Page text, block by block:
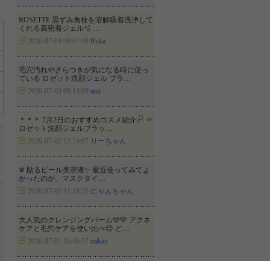
ROSETTE 黒ずみ角栓を溶解吸着洗浄して
くれる高密着ジェル🫧 …
2026-07-04 08:01:09 Ruka
毛穴汚れやざらつきが気になる時に使っ
ている ロゼット洗顔ジェル ブラ…
2026-07-03 08:14:09 ami
＊＊＊ 7月2日のおすすめコスメ紹介𓍯 ☞
ロゼット洗顔ジェルブラッ…
2026-07-02 12:54:07 りーちゃん
❄︎ 貼るピール美容液✨ 最近使ってみてよ
かったのが、マスクタイ…
2026-07-02 11:18:35 にゃんちゃん
大人気のクレンジングバーム🩵💚 アクネ
ケアと毛穴ケアを使い比べ😊 ど…
2026-07-01 16:46:07 mikan